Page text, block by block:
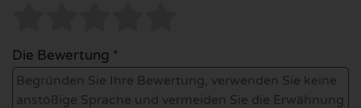
Die Bewertung *